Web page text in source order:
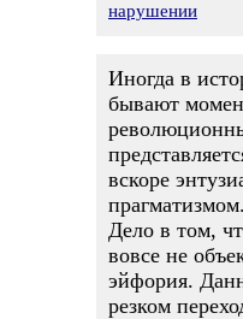
нарушении
Иногда в
бывают
вскоре
прагматизмом.
Дело в том,
вовсе не
эйфория.
резком